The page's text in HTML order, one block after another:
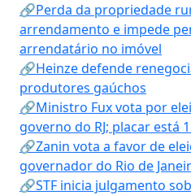
🔗Perda da propriedade
arrendamento e impede
arrendatário no imóvel
🔗Heinze defende
produtores gaúchos
🔗Ministro Fux vota por
governo do RJ; placar está 1
🔗Zanin vota a favor de
governador do Rio de
🔗STF inicia julgamento